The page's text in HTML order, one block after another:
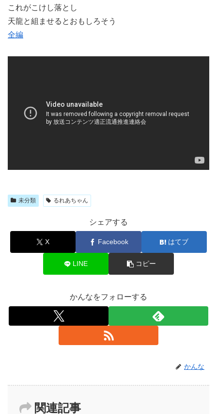
これがこけし落とし
天龍と組ませるとおもしろそう
全編
未分類 るれあちゃん
シェアする
X Facebook はてブ
LINE コピー
かんなをフォローする
かんな
関連記事